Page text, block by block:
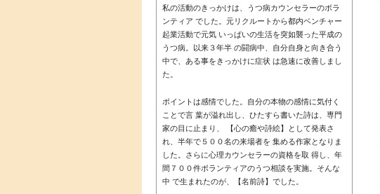
私の活動のきっかけは、うつ病カウンセラーのボラ
ンティア でした。元リクルートから都内ベンチャー
起業活動で元気 いっぱいの生活を突如襲った平成の
うつ病。以来３年半 の闘病中、自分自身と向き合う
中で、ある事をきっかけに症状 は急速に改善しまし
た。
ポイントは感情でした。自分の本物の感情に気付く
ことで言 葉が溢れ出し、ひたすら書いた詩は、専門
家の目に止まり、 【心の癒や詩絵】として発表さ
れ、半年で５００名の来場者を 集める作家となりま
した。さらに心理カウンセラーの資格を取 得し、年
間７００件ボランティアのうつ相談を実施。そんな
中 で生まれたのが、【名前詩】でした。